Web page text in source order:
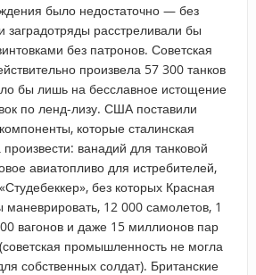
было недостаточно — без
расстреливали бы
без патронов. Советская
произвела 57 300 танков
бы лишь на бесславное истощение
по ленд-лизу. США поставили
которые сталинская
ванадий для танковой
авиатопливо для истребителей,
без которых Красная
12 000 самолетов, 1
вагонов и даже 15 миллионов пар
промышленность не могла
собственных солдат). Британские